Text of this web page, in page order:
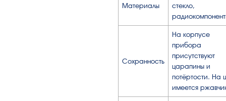
Материалы
стекло,
Сохранность
На корпусе
прибора
присутствуют
царапины и
потёртости. На
имеется